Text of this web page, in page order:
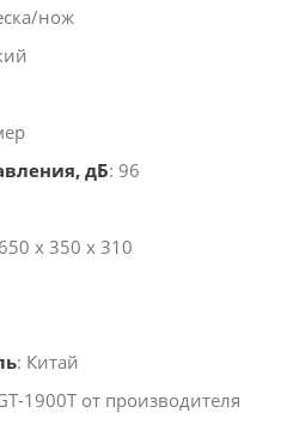
нож
дБ: 96
х 350 х 310
: Китай
1900T от производителя